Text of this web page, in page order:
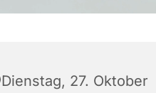
Dienstag, 27. Oktober